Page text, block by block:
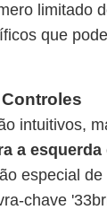
limitado
que
intuitivos,
a esquerda
especial
chave